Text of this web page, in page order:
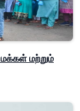
மற்றும்